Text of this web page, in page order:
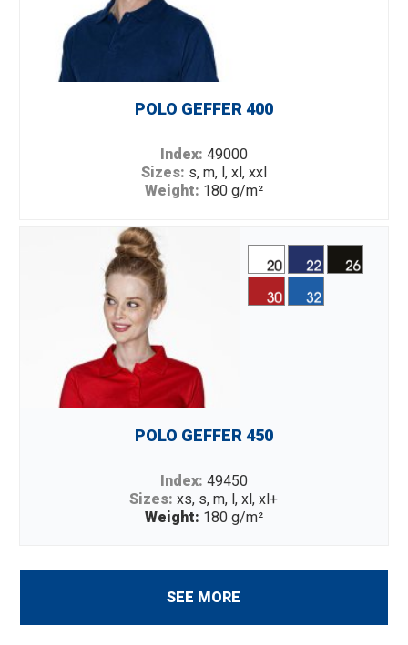
POLO GEFFER 400
Index: 49000
Sizes: s, m, l, xl, xxl
Weight: 180 g/m²
Description:single jersey polo shirt; flat collar rib
1×1; two buttons; double stitching.
POLO GEFFER 450
Index: 49450
Sizes: xs, s, m, l, xl, xl+
Weight: 180 g/m²
1×1; two buttons; double stitching
SEE MORE